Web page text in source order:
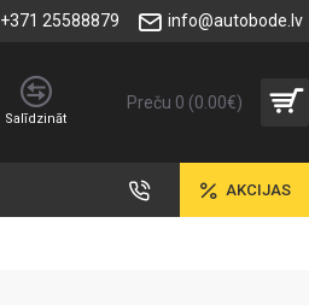
+371 25588879 info@autobode.lv
Salīdzināt
Preču 0 (0.00€)
AKCIJAS